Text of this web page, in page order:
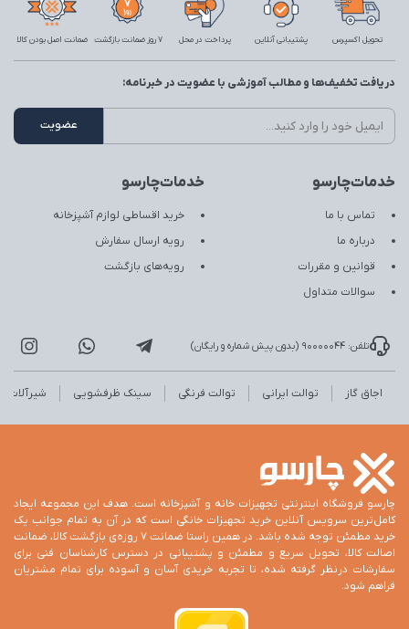
تحویل اکسپرس پشتیبانی آنلاین پرداخت در محل 7 روز ضمانت بازگشت ضمانت اصل بودن کالا
خدمات‌چارسو
تماس با ما
درباره ما
قوانین و مقررات
سوالات متداول
خدمات‌چارسو
خرید اقساطی لوازم آشپزخانه
رویه ارسال سفارش
رویه‌های بازگشت
دریافت تخفیف‌ها و مطالب آموزشی با عضویت در خبرنامه:
تلفن: 90000044 (بدون پیش شماره و رایگان)
اجاق گاز توالت ایرانی توالت فرنگی سینک ظرفشویی شیرآلات
چارسو فروشگاه اینترنتی تجهیزات خانه و آشپزخانه است. هدف این مجموعه ایجاد
کامل‌ترین سرویس آنلاین خرید تجهیزات خانگی است که در آن به تمام جوانب یک
خرید مطمئن توجه شده باشد. در همین راستا ضمانت 7 روزه‌ی بازگشت کالا، ضمانت
اصالت کالا، تحویل سریع و مطمئن و پشتیبانی در دسترس کارشناسان فنی برای
سفارشات درنظر گرفته شده، تا تجربه خریدی آسان و آسوده برای تمام مشتریان
فراهم شود.